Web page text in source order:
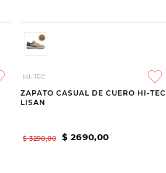
HI-TEC
ZAPATO CASUAL DE CUERO HI-TEC
LISAN
$ 3290,00 $ 2690,00